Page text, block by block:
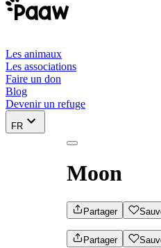
Les animaux
Les associations
Faire un don
Blog
Devenir un refuge
FR
Moon
Partager
Partager